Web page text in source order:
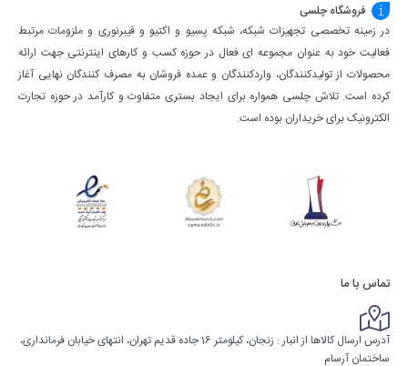
فروشگاه چلسی
در زمینه تخصصی تجهیزات شبکه، شبکه پسیو و اکتیو و فیبرنوری و ملزومات مرتبط
فعالیت خود به عنوان مجموعه ای فعال در حوزه کسب ‌و کارهای اینترنتی جهت ارائه
محصولات از تولیدکنندگان، واردکنندگان و عمده فروشان به مصرف کنندگان نهایی آغاز
کرده است. تلاش چلسی همواره برای ایجاد بستری متفاوت و کارآمد در حوزه تجارت
الکترونیک برای خریداران بوده است.
تماس با ما
آدرس ارسال کالاها از انبار : زنجان، کیلومتر 16 جاده قدیم تهران، انتهای خیابان فرمانداری،
ساختمان آرسام